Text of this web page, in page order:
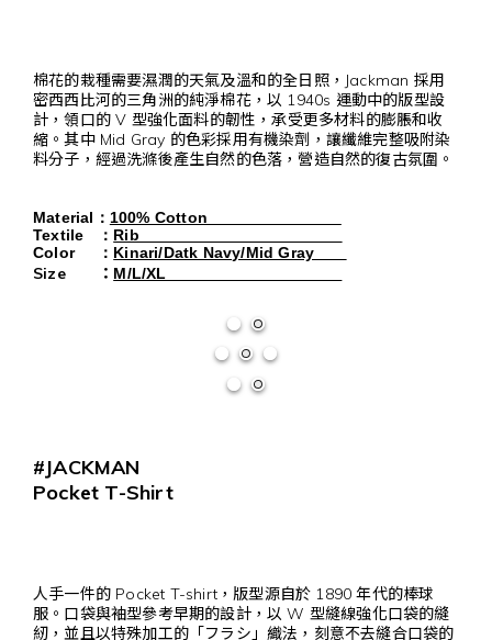
棉花的栽種需要濕潤的天氣及溫和的全日照，Jackman 採用
密西西比河的三角洲的純淨棉花，以 1940s 運動中的版型設
計，領口的 V 型強化面料的韌性，承受更多材料的膨脹和收
縮。其中 Mid Gray 的色彩採用有機染劑，讓纖維完整吸附染
料分子，經過洗滌後產生自然的色落，營造自然的復古氛圍。
Material ： 100% Cotton
Textile
： Rib
Color
： Kinari/Datk Navy/Mid Gray
Size ： M/L/XL
#JACKMAN
Pocket T-Shirt
人手一件的 Pocket T-shirt，版型源自於 1890 年代的棒球
服。口袋與袖型參考早期的設計，以 W 型縫線強化口袋的縫
紉，並且以特殊加工的「フラシ」織法，刻意不去縫合口袋的